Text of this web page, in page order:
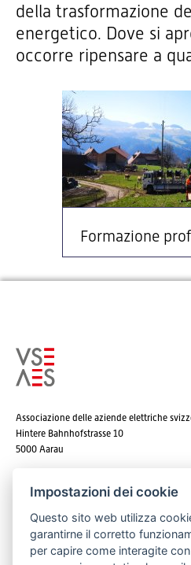
della trasformazione
energetico. Dove si
occorre ripensare a
Formazione
Associazione delle aziende elettriche
Hintere Bahnhofstrasse 10
5000 Aarau
E-mail:info@strom.ch
Impostazioni dei cookie
Questo sito web utilizza
garantirne il corretto
per capire come interagite